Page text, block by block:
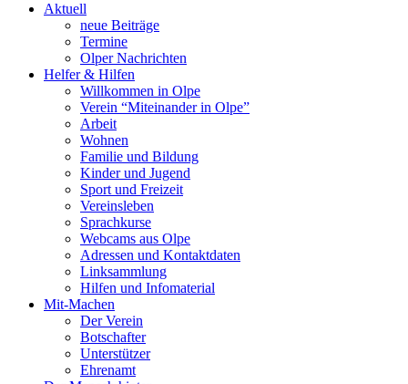
Aktuell
neue Beiträge
Termine
Olper Nachrichten
Helfer & Hilfen
Willkommen in Olpe
Verein “Miteinander in Olpe”
Arbeit
Wohnen
Familie und Bildung
Kinder und Jugend
Sport und Freizeit
Vereinsleben
Sprachkurse
Webcams aus Olpe
Adressen und Kontaktdaten
Linksammlung
Hilfen und Infomaterial
Mit-Machen
Der Verein
Botschafter
Unterstützer
Ehrenamt